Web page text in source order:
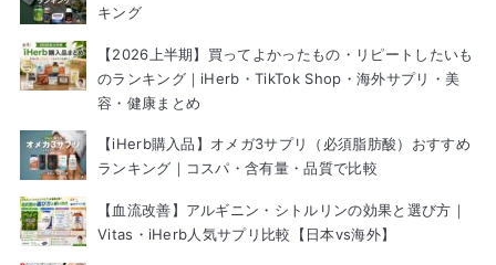
キング
【2026上半期】買ってよかったもの・リピートしたいも
のランキング｜iHerb・TikTok Shop・海外サプリ・美
容・健康まとめ
【iHerb購入品】オメガ3サプリ（必須脂肪酸）おすすめ
ランキング｜コスパ・含有量・品質で比較
【血流改善】アルギニン・シトルリンの効果と選び方｜
Vitas・iHerb人気サプリ比較【日本vs海外】